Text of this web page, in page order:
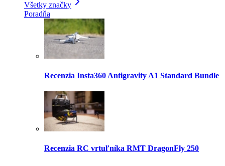
Všetky značky
Poradňa
Recenzia Insta360 Antigravity A1 Standard Bundle
Recenzia RC vrtuľníka RMT DragonFly 250